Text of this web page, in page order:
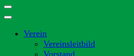
Verein
Vereinsleitbild
Vorstand